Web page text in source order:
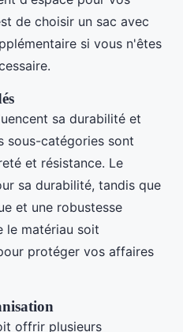
de choisir un sac avec
si vous n'êtes
sa durabilité et
sous-catégories sont
et résistance. Le
sa durabilité, tandis que
et une robustesse
le matériau soit
protéger vos affaires
offrir plusieurs